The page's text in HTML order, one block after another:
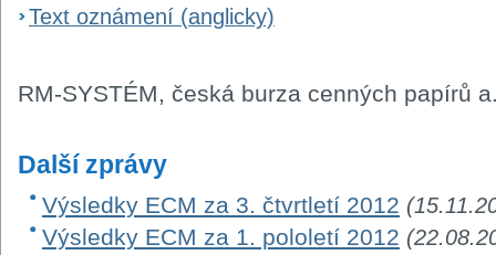
Text oznámení (anglicky)
RM-SYSTÉM, česká burza cenných papírů
Další zprávy
Výsledky ECM za 3. čtvrtletí 2012
Výsledky ECM za 1. pololetí 2012